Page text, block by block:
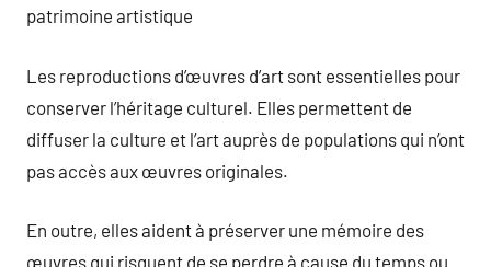
patrimoine artistique
Les reproductions d’œuvres d’art sont essentielles pour
conserver l’héritage culturel. Elles permettent de
diffuser la culture et l’art auprès de populations qui n’ont
pas accès aux œuvres originales.
En outre, elles aident à préserver une mémoire des
œuvres qui risquent de se perdre à cause du temps ou